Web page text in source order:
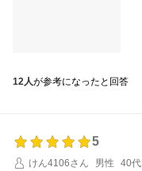
12人が参考になったと回答
5
けん4106さん
男性 40代